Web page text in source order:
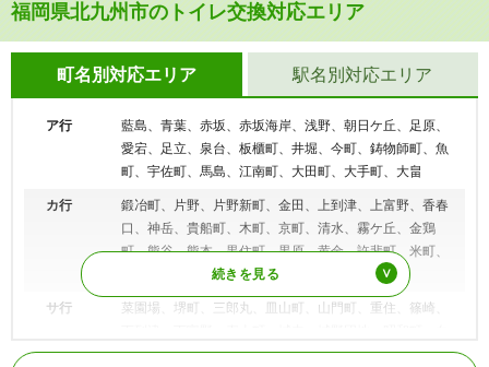
福岡県北九州市のトイレ交換対応エリア
町名別対応エリア
ア行
藍島、青葉、赤坂、赤坂海岸、浅野、朝日ケ丘、足原、
愛宕、足立、泉台、板櫃町、井堀、今町、鋳物師町、魚
町、宇佐町、馬島、江南町、大田町、大手町、大畠
カ行
鍛冶町、片野、片野新町、金田、上到津、上富野、香春
口、神岳、貴船町、木町、京町、清水、霧ケ丘、金鶏
町、熊谷、熊本、黒住町、黒原、黄金、許斐町、米町、
小文字、紺屋町
サ行
菜園場、堺町、三郎丸、皿山町、山門町、重住、篠崎、
銀、白萩町、神幸町、新高田、親和町、末広、須賀町、
駅名別対応エリア
JR日豊本線 小倉駅、西小倉駅、南小倉駅